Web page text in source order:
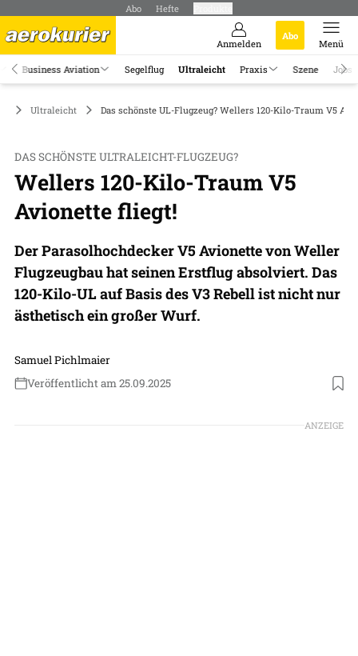
Abo Hefte
Anmelden
Abo
Menü
Business Aviation Segelflug Ultraleicht Praxis Szene Jobs
Ultraleicht Das schönste UL-Flugzeug? Wellers 120-Kilo-Traum V5
DAS SCHÖNSTE ULTRALEICHT-FLUGZEUG?
Wellers 120-Kilo-Traum V5
Avionette fliegt!
Der Parasolhochdecker V5 Avionette von Weller
Flugzeugbau hat seinen Erstflug absolviert. Das
120-Kilo-UL auf Basis des V3 Rebell ist nicht nur
ästhetisch ein großer Wurf.
Samuel Pichlmaier
Veröffentlicht am 25.09.2025
ANZEIGE